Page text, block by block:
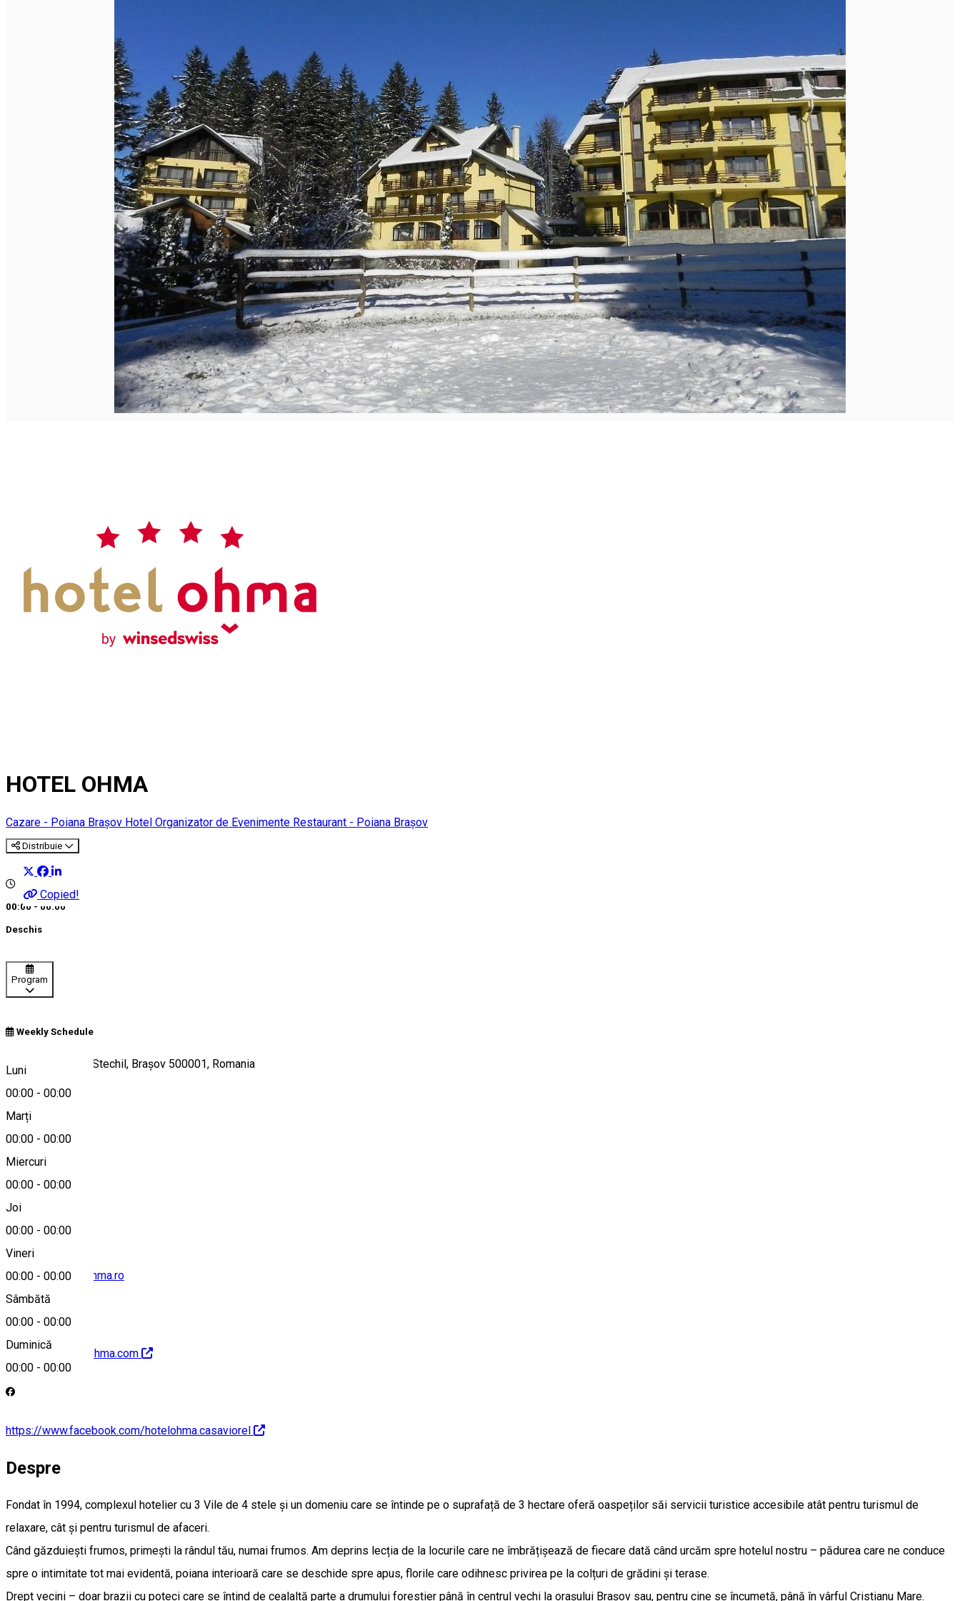
HOTEL OHMA
Cazare - Poiana Brașov Hotel Organizator de Evenimente Restaurant - Poiana Brașov
Distribuie
Copied!
00:00 - 00:00
Deschis
Program
Weekly Schedule
Luni
00:00 - 00:00
Marți
00:00 - 00:00
Miercuri
00:00 - 00:00
Joi
00:00 - 00:00
Vineri
00:00 - 00:00
Sâmbătă
00:00 - 00:00
Duminică
00:00 - 00:00
Strada Poiana lui Stechil, Brașov 500001, Romania
Hartă
rezervari@hotelohma.ro
http://www.hotelohma.com
https://www.facebook.com/hotelohma.casaviorel
Despre
Fondat în 1994, complexul hotelier cu 3 Vile de 4 stele și un domeniu care se întinde pe o suprafață de 3 hectare oferă oaspeților săi servicii turistice accesibile atât pentru turismul de
relaxare, cât și pentru turismul de afaceri.
Când găzduiești frumos, primești la rândul tău, numai frumos. Am deprins lecția de la locurile care ne îmbrățișează de fiecare dată când urcăm spre hotelul nostru – pădurea care ne conduce
spre o intimitate tot mai evidentă, poiana interioară care se deschide spre apus, florile care odihnesc privirea pe la colțuri de grădini și terase.
Drept vecini – doar brazii cu poteci care se întind de cealaltă parte a drumului forestier până în centrul vechi la orașului Brașov sau, pentru cine se încumetă, până în vârful Cristianu Mare.